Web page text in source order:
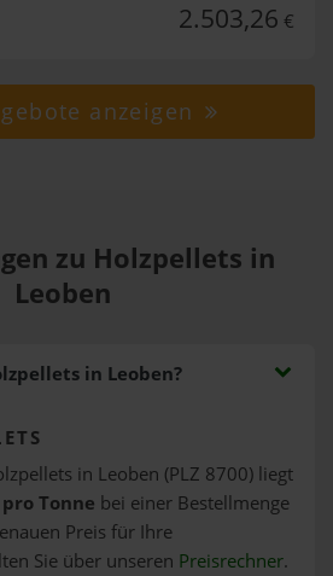
2.503,26 €
anzeigen
zu Holzpellets in
Leoben
in Leoben?
in Leoben (PLZ 8700) liegt
Tonne bei einer Bestellmenge
Preis für Ihre
Sie über unseren Preisrechner.